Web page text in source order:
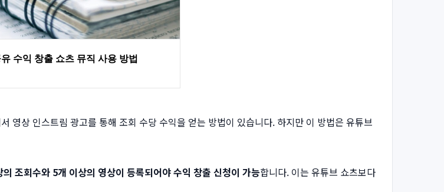
수익 창출 쇼츠 뮤직 사용 방법
영상 인스트림 광고를 통해 조회 수당 수익을 얻는 방법이 있습니다. 하지만 이 방법은 유튜브
조회수와 5개 이상의 영상이 등록되어야 수익 창출 신청이 가능합니다. 이는 유튜브 쇼츠보다